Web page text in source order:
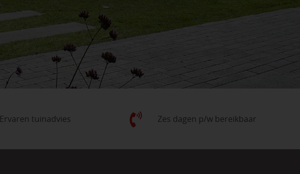
Ervaren tuinadvies Zes dagen p/w bereikbaar